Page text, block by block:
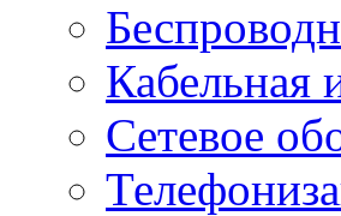
Кабельная
Сетевое